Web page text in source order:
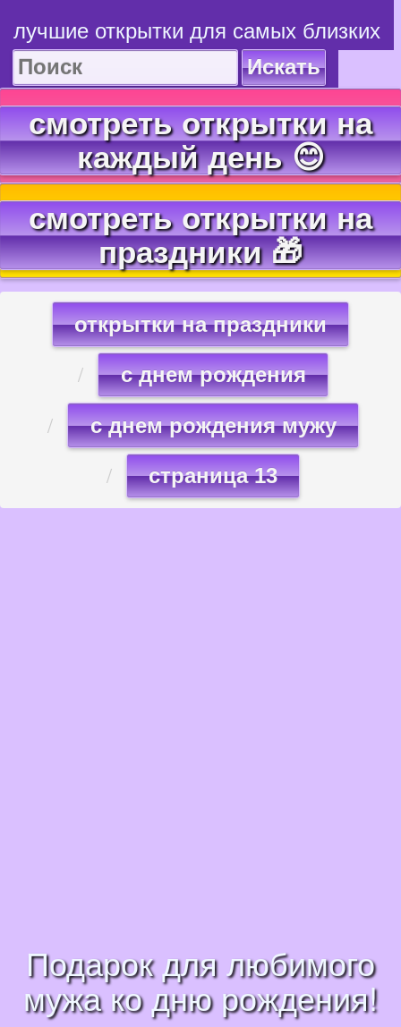
лучшие открытки для самых близких
Искать
смотреть открытки на
каждый день 😊
смотреть открытки на
праздники 🎁
открытки на праздники
с днем рождения
с днем рождения мужу
страница 13
Подарок для любимого
мужа ко дню рождения!